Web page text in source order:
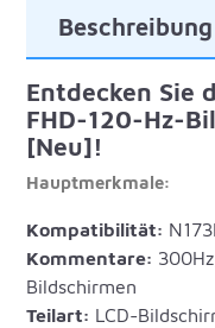
Beschreibung
Entdecken Sie
FHD-120-Hz-
[Neu]!
Hauptmerkmale:
Kompatibilität:
Kommentare:
Bildschirmen
Teilart: LCD-